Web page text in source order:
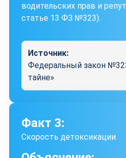
водительских прав и
статье 13 ФЗ №323).
Источник:
Федеральный закон
тайне»
Факт 3:
Скорость детоксикации